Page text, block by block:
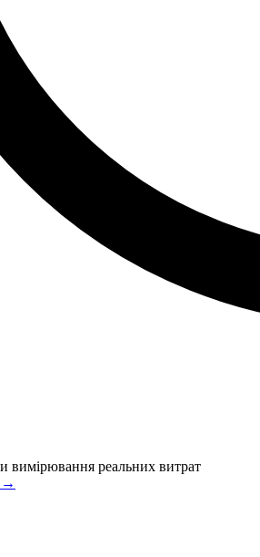
вимірювання реальних витрат
→